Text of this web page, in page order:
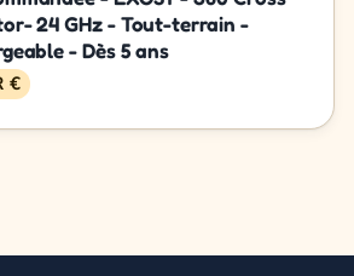
24 GHz - Tout-terrain -
- Dès 5 ans
€